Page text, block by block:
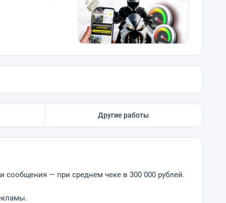
Другие работы
сообщения — при среднем чеке в 300 000 рублей.